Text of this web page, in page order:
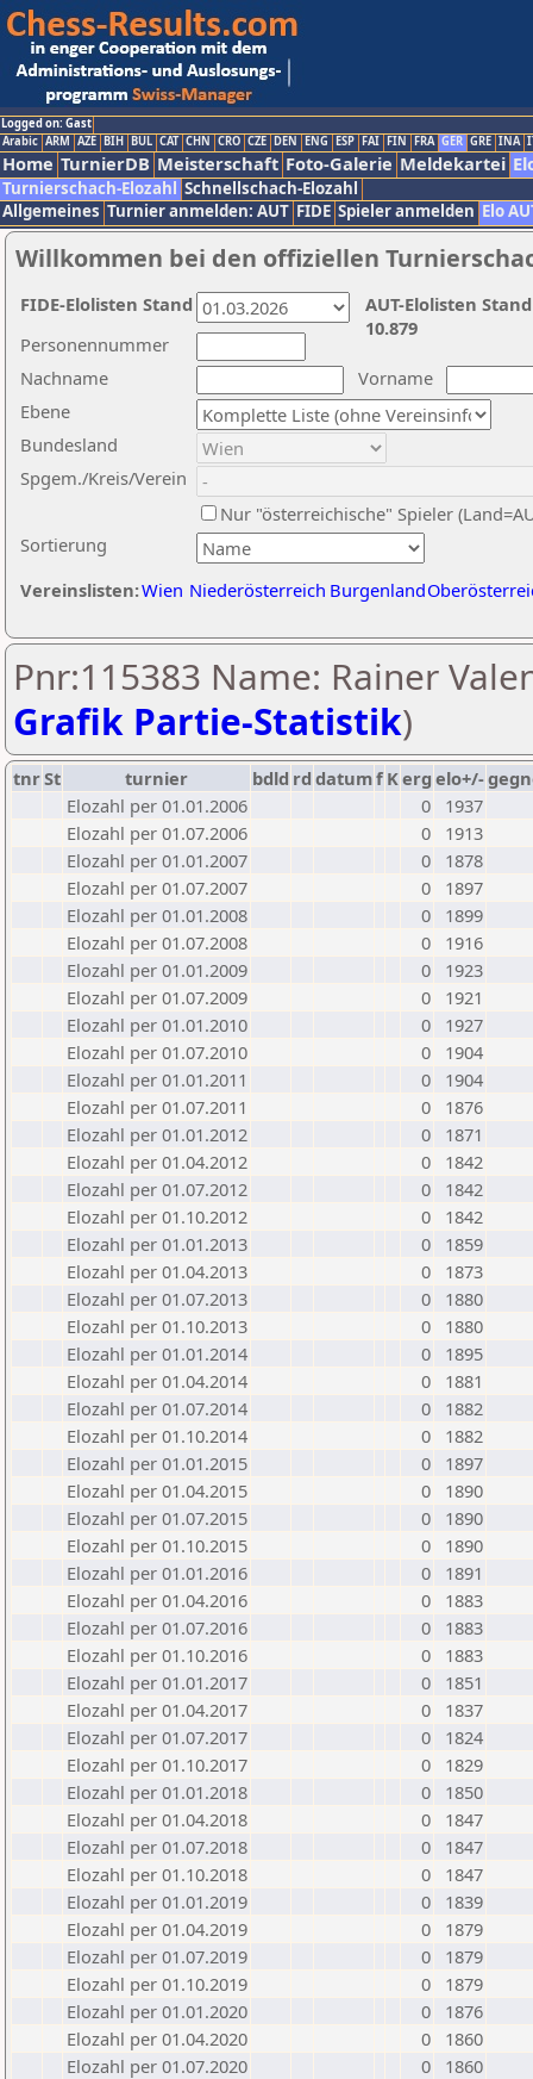
Logged on: Gast
Arabic ARM AZE BIH BUL CAT CHN CRO CZE DEN ENG ESP FAI FIN FRA GER GRE INA
Home TurnierDB Meisterschaft Foto-Galerie Meldekartei
Turnierschach-Elozahl Schnellschach-Elozahl
Allgemeines Turnier anmelden: AUT FIDE Spieler anmelden Elo
Willkommen bei den offiziellen
Nachname
Vorname
Ebene
Sortierung
Personennummer
Bundesland
Spgem./Kreis/Verein
Nur "österreichische" Spieler
Vereinslisten:Wien Niederösterreich Burgenland
AUT-Elolisten
10.879
FIDE-Elolisten Stand
Pnr:115383 Name: Rainer
Grafik Partie-Statistik)
tnrSt turnier bdld rd datumf Kerg elo+/-
Elozahl per 01.01.2006
0
1937
Elozahl per 01.07.2006
0
1913
Elozahl per 01.01.2007
0
1878
Elozahl per 01.07.2007
0
1897
Elozahl per 01.01.2008
0
1899
Elozahl per 01.07.2008
0
1916
Elozahl per 01.01.2009
0
1923
Elozahl per 01.07.2009
0
1921
Elozahl per 01.01.2010
0
1927
Elozahl per 01.07.2010
0
1904
Elozahl per 01.01.2011
0
1904
Elozahl per 01.07.2011
0
1876
Elozahl per 01.01.2012
0
1871
Elozahl per 01.04.2012
0
1842
Elozahl per 01.07.2012
0
1842
Elozahl per 01.10.2012
0
1842
Elozahl per 01.01.2013
0
1859
Elozahl per 01.04.2013
0
1873
Elozahl per 01.07.2013
0
1880
Elozahl per 01.10.2013
0
1880
Elozahl per 01.01.2014
0
1895
Elozahl per 01.04.2014
0
1881
Elozahl per 01.07.2014
0
1882
Elozahl per 01.10.2014
0
1882
Elozahl per 01.01.2015
0
1897
Elozahl per 01.04.2015
0
1890
Elozahl per 01.07.2015
0
1890
Elozahl per 01.10.2015
0
1890
Elozahl per 01.01.2016
0
1891
Elozahl per 01.04.2016
0
1883
Elozahl per 01.07.2016
0
1883
Elozahl per 01.10.2016
0
1883
Elozahl per 01.01.2017
0
1851
Elozahl per 01.04.2017
0
1837
Elozahl per 01.07.2017
0
1824
Elozahl per 01.10.2017
0
1829
Elozahl per 01.01.2018
0
1850
Elozahl per 01.04.2018
0
1847
Elozahl per 01.07.2018
0
1847
Elozahl per 01.10.2018
0
1847
Elozahl per 01.01.2019
0
1839
Elozahl per 01.04.2019
0
1879
Elozahl per 01.07.2019
0
1879
Elozahl per 01.10.2019
0
1879
Elozahl per 01.01.2020
0
1876
Elozahl per 01.04.2020
0
1860
Elozahl per 01.07.2020
0
1860